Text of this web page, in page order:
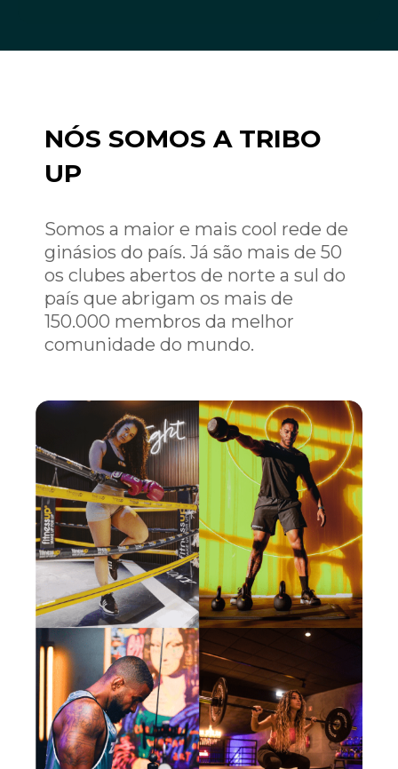
NÓS SOMOS A TRIBO
UP
Somos a maior e mais cool rede de
ginásios do país. Já são mais de 50
os clubes abertos de norte a sul do
país que abrigam os mais de
150.000 membros da melhor
comunidade do mundo.